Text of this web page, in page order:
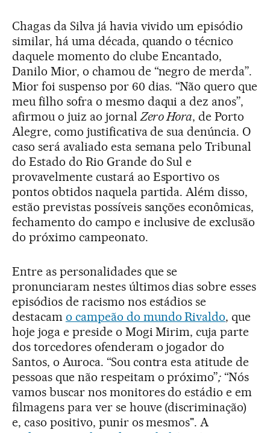
Chagas da Silva já havia vivido um episódio
similar, há uma década, quando o técnico
daquele momento do clube Encantado,
Danilo Mior, o chamou de “negro de merda”.
Mior foi suspenso por 60 dias. “Não quero que
meu filho sofra o mesmo daqui a dez anos”,
afirmou o juiz ao jornalZero Hora, de Porto
Alegre, como justificativa de sua denúncia. O
caso será avaliado esta semana pelo Tribunal
do Estado do Rio Grande do Sul e
provavelmente custará ao Esportivo os
pontos obtidos naquela partida. Além disso,
estão previstas possíveis sanções econômicas,
fechamento do campo e inclusive de exclusão
do próximo campeonato.
Entre as personalidades que se
pronunciaram nestes últimos dias sobre esses
episódios de racismo nos estádios se
destacam o campeão do mundo Rivaldo, que
hoje joga e preside o Mogi Mirim, cuja parte
dos torcedores ofenderam o jogador do
Santos, o Auroca. “Sou contra esta atitude de
pessoas que não respeitam o próximo”; “Nós
vamos buscar nos monitores do estádio e em
filmagens para ver se houve (discriminação)
e, caso positivo, punir os mesmos". A